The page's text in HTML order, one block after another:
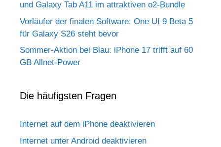
und Galaxy Tab A11 im attraktiven o2-Bundle
Vorläufer der finalen Software: One UI 9 Beta 5
für Galaxy S26 steht bevor
Sommer-Aktion bei Blau: iPhone 17 trifft auf 60
GB Allnet-Power
Die häufigsten Fragen
Internet auf dem iPhone deaktivieren
Internet unter Android deaktivieren